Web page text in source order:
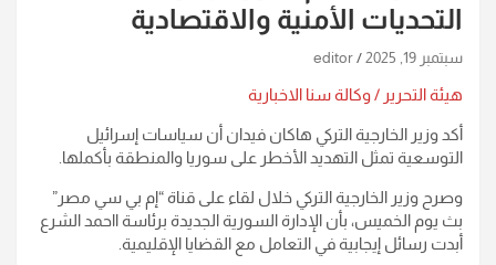
التحديات الأمنية والاقتصادية
سبتمبر 19, 2025 editor
هيئة التحرير / وكالة سنا الاخبارية
أكد وزير الخارجية التركي هاكان فيدان أن سياسات إسرائيل
التوسعية تمثل التهديد الأخطر على سوريا والمنطقة بأكملها.
وصرح وزير الخارجية التركي خلال لقاء على قناة “إم بي سي مصر”
بث يوم الخميس، بأن الإدارة السورية الجديدة برئاسة ااحمد الشرع
أبدت رسائل إيجابية في التعامل مع القضايا الإقليمية.